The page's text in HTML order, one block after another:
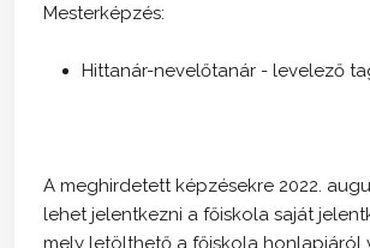
Mesterképzés:
Hittanár-nevelőtanár - levelező
A meghirdetett képzésekre 2022.
lehet jelentkezni a főiskola saját
mely letölthető a főiskola honlapjáról